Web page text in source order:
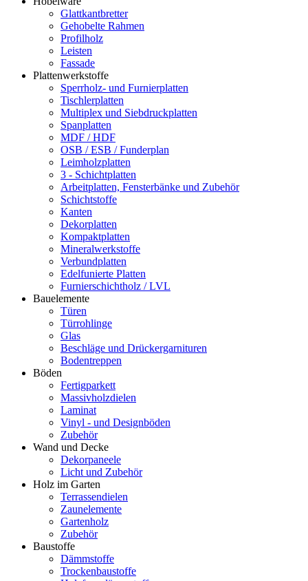
Glattkantbretter
Gehobelte Rahmen
Profilholz
Leisten
Fassade
Plattenwerkstoffe
Sperrholz- und Furnierplatten
Tischlerplatten
Multiplex und Siebdruckplatten
Spanplatten
MDF / HDF
OSB / ESB / Funderplan
Leimholzplatten
3 - Schichtplatten
Arbeitplatten, Fensterbänke und Zubehör
Schichtstoffe
Kanten
Dekorplatten
Kompaktplatten
Mineralwerkstoffe
Verbundplatten
Edelfunierte Platten
Furnierschichtholz / LVL
Bauelemente
Türen
Türrohlinge
Glas
Beschläge und Drückergarnituren
Bodentreppen
Böden
Fertigparkett
Massivholzdielen
Laminat
Vinyl - und Designböden
Zubehör
Wand und Decke
Dekorpaneele
Licht und Zubehör
Holz im Garten
Terrassendielen
Zaunelemente
Gartenholz
Zubehör
Baustoffe
Dämmstoffe
Trockenbaustoffe